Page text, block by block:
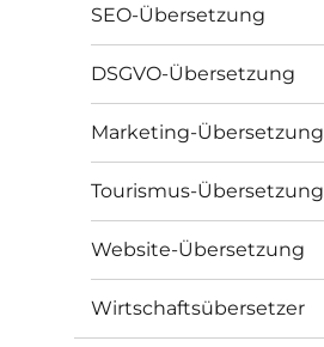
SEO-Übersetzung
DSGVO-Übersetzung
Marketing-Übersetzung
Tourismus-Übersetzung
Website-Übersetzung
Wirtschaftsübersetzer